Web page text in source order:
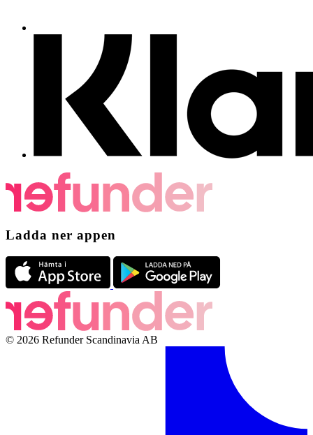
Ladda ner appen
© 2026 Refunder Scandinavia AB